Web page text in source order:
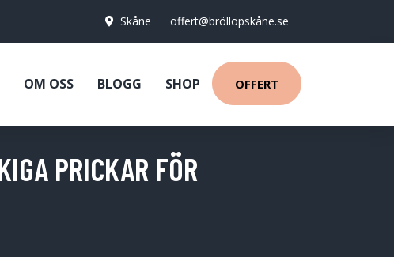
Skåne offert@bröllopskåne.se
OM OSS BLOGG SHOP OFFERT
PRICKAR FÖR